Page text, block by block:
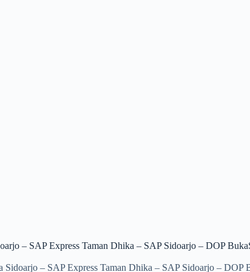
– SAP Express Taman Dhika – SAP Sidoarjo – DOP
Sidoarjo – SAP Express Taman Dhika – SAP Sidoarjo – DOP